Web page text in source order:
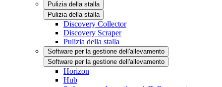
Pulizia della stalla
Pulizia della stalla
Discovery Collector
Discovery Scraper
Pulizia della stalla
Software per la gestione dell'allevamento
Software per la gestione dell'allevamento
Horizon
Hub